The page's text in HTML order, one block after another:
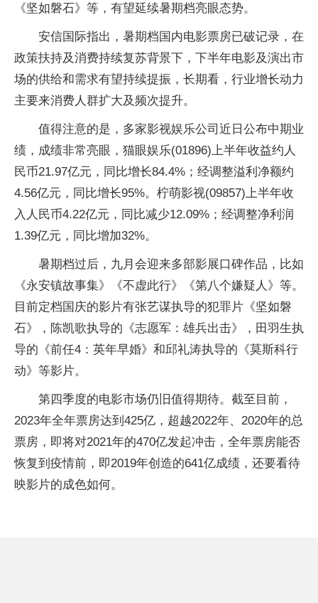
《坚如磐石》等，有望延续暑期档亮眼态势。
安信国际指出，暑期档国内电影票房已破记录，在
政策扶持及消费持续复苏背景下，下半年电影及演出市
场的供给和需求有望持续提振，长期看，行业增长动力
主要来消费人群扩大及频次提升。
值得注意的是，多家影视娱乐公司近日公布中期业
绩，成绩非常亮眼，猫眼娱乐(01896)上半年收益约人
民币21.97亿元，同比增长84.4%；经调整溢利净额约
4.56亿元，同比增长95%。柠萌影视(09857)上半年收
入人民币4.22亿元，同比减少12.09%；经调整净利润
1.39亿元，同比增加32%。
暑期档过后，九月会迎来多部影展口碑作品，比如
《永安镇故事集》《不虚此行》《第八个嫌疑人》等。
目前定档国庆的影片有张艺谋执导的犯罪片《坚如磐
石》，陈凯歌执导的《志愿军：雄兵出击》，田羽生执
导的《前任4：英年早婚》和邱礼涛执导的《莫斯科行
动》等影片。
第四季度的电影市场仍旧值得期待。截至目前，
2023年全年票房达到425亿，超越2022年、2020年的总
票房，即将对2021年的470亿发起冲击，全年票房能否
恢复到疫情前，即2019年创造的641亿成绩，还要看待
映影片的成色如何。